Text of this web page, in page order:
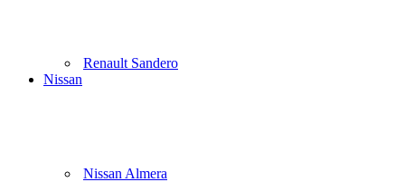
Renault Sandero
Nissan
Nissan Almera